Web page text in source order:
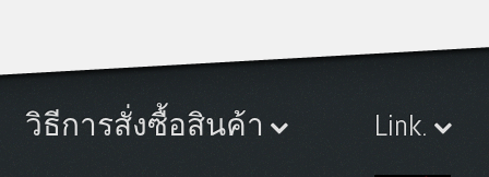
วิธีการสั่งซื้อสินค้า Link.